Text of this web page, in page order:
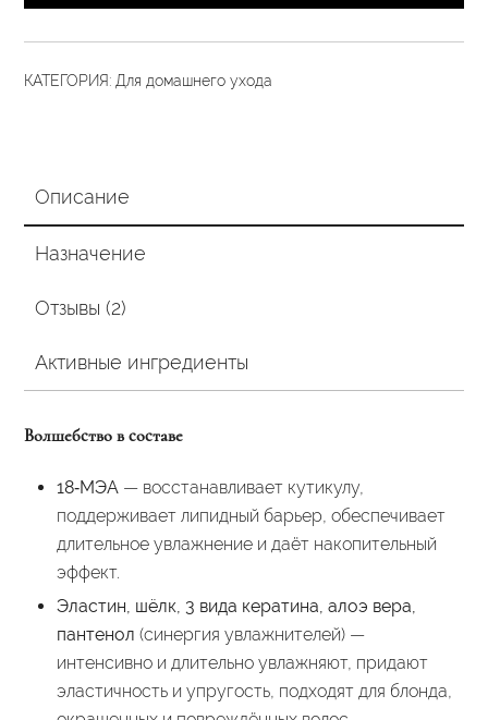
«Ангел»
110
КАТЕГОРИЯ: Для домашнего ухода
Описание
Назначение
Отзывы (2)
Активные ингредиенты
Волшебство в составе
18‑МЭА— восстанавливает кутикулу,
поддерживает липидный барьер, обеспечивает
длительное увлажнение и даёт накопительный
эффект.
Эластин, шёлк, 3 вида кератина, алоэ вера,
пантенол (синергия увлажнителей) —
интенсивно и длительно увлажняют, придают
эластичность и упругость, подходят для блонда,